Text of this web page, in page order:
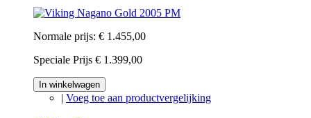
Normale prijs: € 1.455,00
Speciale Prijs € 1.399,00
In winkelwagen
| Voeg toe aan productvergelijking